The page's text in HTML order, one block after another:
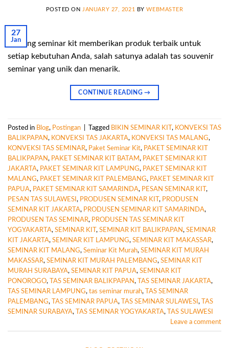
POSTED ONJANUARY 27, 2021 BYWEBMASTER
27
Jan
Gudang seminar kit memberikan produk terbaik untuk
setiap kebutuhan Anda, salah satunya adalah tas souvenir
seminar yang unik dan menarik.
CONTINUE READING→
Posted in Blog, Postingan Tagged BIKIN SEMINAR KIT , KONVEKSI TAS
BALIKPAPAN, KONVEKSI TAS JAKARTA, KONVEKSI TAS MALANG,
KONVEKSI TAS SEMINAR, Paket Seminar Kit, PAKET SEMINAR KIT
BALIKPAPAN, PAKET SEMINAR KIT BATAM, PAKET SEMINAR KIT
JAKARTA, PAKET SEMINAR KIT LAMPUNG, PAKET SEMINAR KIT
MALANG, PAKET SEMINAR KIT PALEMBANG, PAKET SEMINAR KIT
PAPUA, PAKET SEMINAR KIT SAMARINDA, PESAN SEMINAR KIT ,
PESAN TAS SULAWESI , PRODUSEN SEMINAR KIT , PRODUSEN
SEMINAR KIT JAKARTA, PRODUSEN SEMINAR KIT SAMARINDA,
PRODUSEN TAS SEMINAR, PRODUSEN TAS SEMINAR KIT
YOGYAKARTA, SEMINAR KIT , SEMINAR KIT BALIKPAPAN, SEMINAR
KIT JAKARTA, SEMINAR KIT LAMPUNG, SEMINAR KIT MAKASSAR,
SEMINAR KIT MALANG, Seminar Kit Murah, SEMINAR KIT MURAH
MAKASSAR, SEMINAR KIT MURAH PALEMBANG, SEMINAR KIT
MURAH SURABAYA, SEMINAR KIT PAPUA, SEMINAR KIT
PONOROGO, TAS SEMINAR BALIKPAPAN, TAS SEMINAR JAKARTA,
TAS SEMINAR LAMPUNG, tas seminar murah,
TAS SEMINAR
PALEMBANG, TAS SEMINAR PAPUA, TAS SEMINAR SULAWESI ,
TAS
SEMINAR SURABAYA, TAS SEMINAR YOGYAKARTA,
TAS SULAWESI
Leave a comment